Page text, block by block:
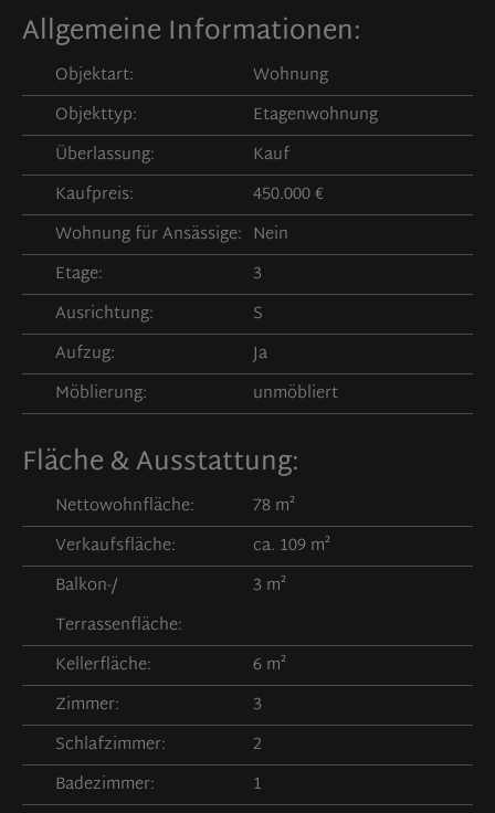
Allgemeine Informationen:
Objektart:
Wohnung
Objekttyp:
Etagenwohnung
Überlassung:
Kauf
Kaufpreis:
450.000 €
Wohnung für Ansässige: Nein
Etage:
3
Ausrichtung:
S
Aufzug:
Ja
Möblierung:
unmöbliert
Fläche & Ausstattung:
Nettowohnfläche:
78 m²
Verkaufsfläche:
ca. 109 m²
Balkon-/
Terrassenfläche:
3 m²
Kellerfläche:
6 m²
Zimmer:
3
Schlafzimmer:
2
Badezimmer:
1